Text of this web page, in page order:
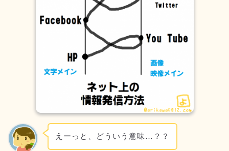
えーっと、どういう意味…？？